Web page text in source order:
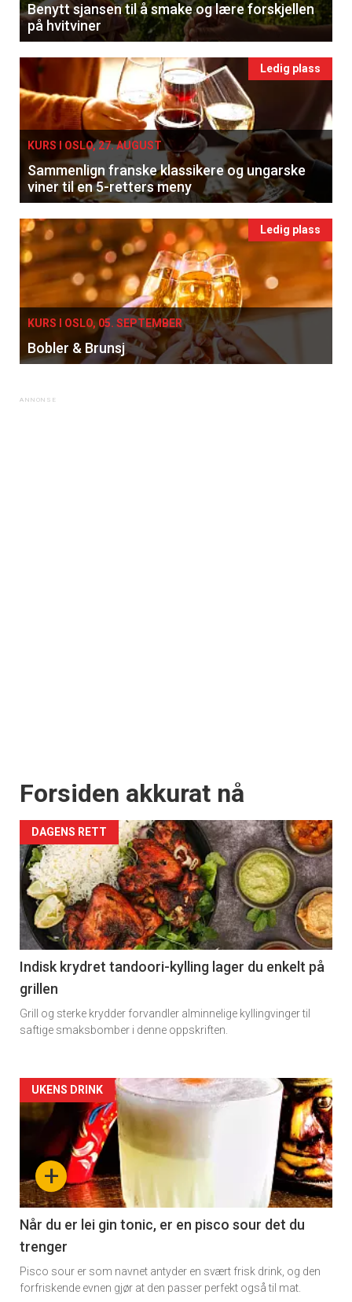
Benytt sjansen til å smake og lære forskjellen
på hvitviner
Ledig plass
KURS I OSLO, 27. AUGUST
Sammenlign franske klassikere og ungarske
viner til en 5-retters meny
Ledig plass
KURS I OSLO, 05. SEPTEMBER
Bobler & Brunsj
Forsiden akkurat nå
DAGENS RETT
Indisk krydret tandoori-kylling lager du enkelt på
grillen
Grill og sterke krydder forvandler alminnelige kyllingvinger til
saftige smaksbomber i denne oppskriften.
Forsiden
akkurat
nå
-
2
+
UKENS DRINK
Når du er lei gin tonic, er en pisco sour det du
trenger
Pisco sour er som navnet antyder en svært frisk drink, og den
forfriskende evnen gjør at den passer perfekt også til mat.